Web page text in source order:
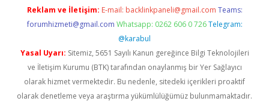
Reklam ve İletişim: E-mail: backlinkpaneli@gmail.com Teams:
forumhizmeti@gmail.com Whatsapp: 0262 606 0 726 Telegram:
@karabul
Yasal Uyarı: Sitemiz, 5651 Sayılı Kanun gereğince Bilgi Teknolojileri
ve İletişim Kurumu (BTK) tarafından onaylanmış bir Yer Sağlayıcı
olarak hizmet vermektedir. Bu nedenle, sitedeki içerikleri proaktif
olarak denetleme veya araştırma yükümlülüğümüz bulunmamaktadır.